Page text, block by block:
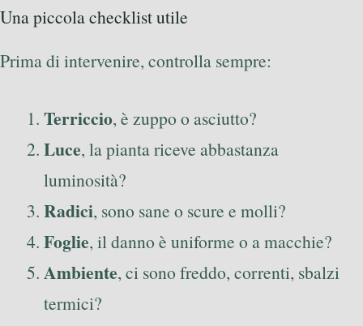
Una piccola checklist utile
Prima di intervenire, controlla sempre:
Terriccio, è zuppo o asciutto?
Luce, la pianta riceve abbastanza
luminosità?
Radici, sono sane o scure e molli?
Foglie, il danno è uniforme o a macchie?
Ambiente, ci sono freddo, correnti, sbalzi
termici?